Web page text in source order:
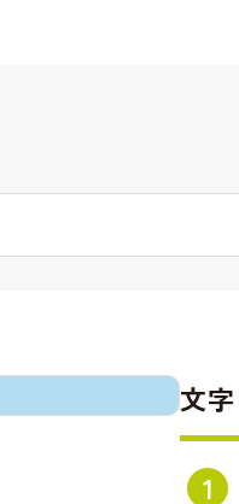
文字